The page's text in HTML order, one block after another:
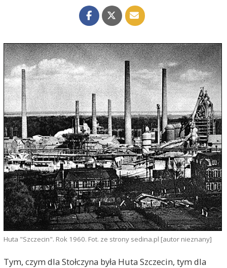
Huta "Szczecin". Rok 1960. Fot. ze strony sedina.pl [autor nieznany]
Tym, czym dla Stołczyna była Huta Szczecin, tym dla